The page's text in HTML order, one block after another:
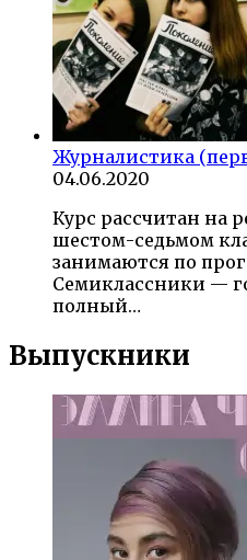
Журналистика
04.06.2020
Курс рассчитан на
шестом-седьмом
занимаются по
Семиклассники —
полный…
Выпускники